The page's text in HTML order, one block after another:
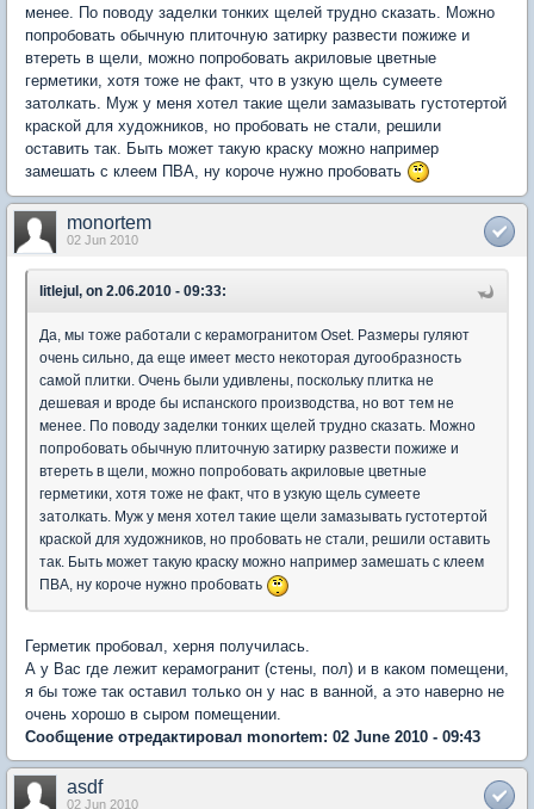
менее. По поводу заделки тонких щелей трудно сказать. Можно
попробовать обычную плиточную затирку развести пожиже и
втереть в щели, можно попробовать акриловые цветные
герметики, хотя тоже не факт, что в узкую щель сумеете
затолкать. Муж у меня хотел такие щели замазывать густотертой
краской для художников, но пробовать не стали, решили
оставить так. Быть может такую краску можно например
замешать с клеем ПВА, ну короче нужно пробовать
monortem
02 Jun 2010
litlejul, on 2.06.2010 - 09:33:
Да, мы тоже работали с керамогранитом Oset. Размеры гуляют
очень сильно, да еще имеет место некоторая дугообразность
самой плитки. Очень были удивлены, поскольку плитка не
дешевая и вроде бы испанского производства, но вот тем не
менее. По поводу заделки тонких щелей трудно сказать. Можно
попробовать обычную плиточную затирку развести пожиже и
втереть в щели, можно попробовать акриловые цветные
герметики, хотя тоже не факт, что в узкую щель сумеете
затолкать. Муж у меня хотел такие щели замазывать густотертой
краской для художников, но пробовать не стали, решили оставить
так. Быть может такую краску можно например замешать с клеем
ПВА, ну короче нужно пробовать
Герметик пробовал, херня получилась.
А у Вас где лежит керамогранит (стены, пол) и в каком помещени,
я бы тоже так оставил только он у нас в ванной, а это наверно не
очень хорошо в сыром помещении.
Сообщение отредактировал monortem: 02 June 2010 - 09:43
asdf
02 Jun 2010